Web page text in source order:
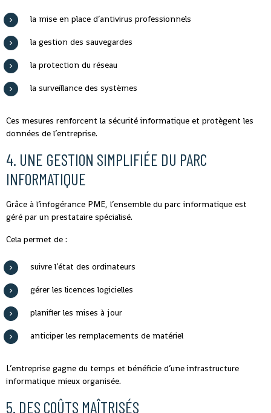
la mise en place d’antivirus professionnels
la gestion des sauvegardes
la protection du réseau
la surveillance des systèmes
Ces mesures renforcent la sécurité informatique et protègent les
données de l’entreprise.
4. UNE GESTION SIMPLIFIÉE DU PARC
INFORMATIQUE
Grâce à l’infogérance PME, l’ensemble du parc informatique est
géré par un prestataire spécialisé.
Cela permet de :
suivre l’état des ordinateurs
gérer les licences logicielles
planifier les mises à jour
anticiper les remplacements de matériel
L’entreprise gagne du temps et bénéficie d’une infrastructure
informatique mieux organisée.
5. DES COÛTS MAÎTRISÉS